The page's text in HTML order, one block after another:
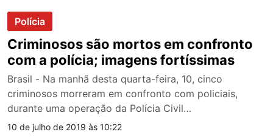
Polícia
Criminosos são mortos em confronto
com a polícia; imagens fortíssimas
Brasil - Na manhã desta quarta-feira, 10, cinco
criminosos morreram em confronto com policiais,
durante uma operação da Polícia Civil…
10 de julho de 2019 às 10:22